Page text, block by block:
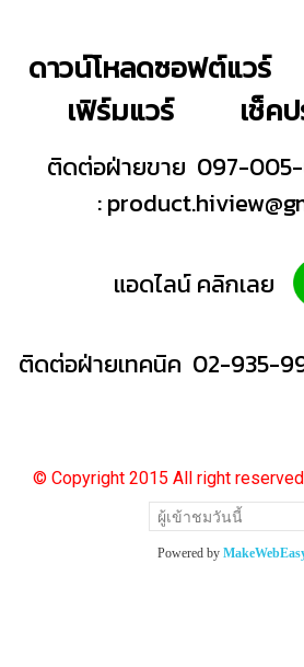
ดาวน์โหลดซอฟต์แวร์
เฟิร์มแวร์
เช็ค
ติดต่อฝ่ายขาย 097-005-
:
แอดไลน์ คลิกเลย
ติดต่อฝ่ายเทคนิค 02-935-
© Copyright 2015 All right
ผู้เข้าชมวันนี้
Powered by